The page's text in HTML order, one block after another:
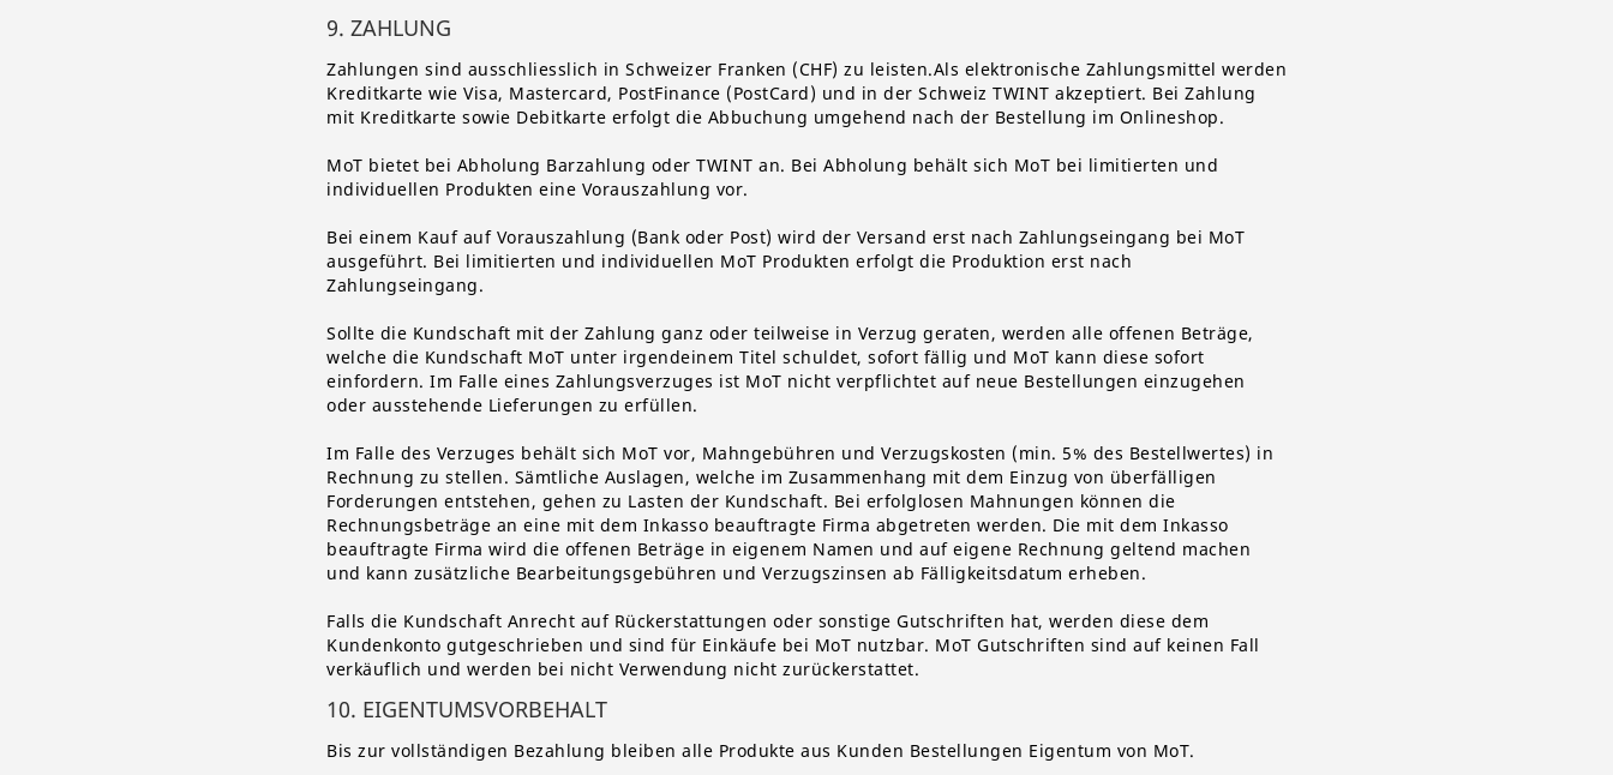
9. ZAHLUNG
Zahlungen sind ausschliesslich in Schweizer Franken (CHF) zu leisten.Als elektronische Zahlungsmittel werden
Kreditkarte wie Visa, Mastercard, PostFinance (PostCard) und in der Schweiz TWINT akzeptiert. Bei Zahlung
mit Kreditkarte sowie Debitkarte erfolgt die Abbuchung umgehend nach der Bestellung im Onlineshop.
MoT bietet bei Abholung Barzahlung oder TWINT an. Bei Abholung behält sich MoT bei limitierten und
individuellen Produkten eine Vorauszahlung vor.
Bei einem Kauf auf Vorauszahlung (Bank oder Post) wird der Versand erst nach Zahlungseingang bei MoT
ausgeführt. Bei limitierten und individuellen MoT Produkten erfolgt die Produktion erst nach
Zahlungseingang.
Sollte die Kundschaft mit der Zahlung ganz oder teilweise in Verzug geraten, werden alle offenen Beträge,
welche die Kundschaft MoT unter irgendeinem Titel schuldet, sofort fällig und MoT kann diese sofort
einfordern. Im Falle eines Zahlungsverzuges ist MoT nicht verpflichtet auf neue Bestellungen einzugehen
oder ausstehende Lieferungen zu erfüllen.
Im Falle des Verzuges behält sich MoT vor, Mahngebühren und Verzugskosten (min. 5% des Bestellwertes) in
Rechnung zu stellen. Sämtliche Auslagen, welche im Zusammenhang mit dem Einzug von überfälligen
Forderungen entstehen, gehen zu Lasten der Kundschaft. Bei erfolglosen Mahnungen können die
Rechnungsbeträge an eine mit dem Inkasso beauftragte Firma abgetreten werden. Die mit dem Inkasso
beauftragte Firma wird die offenen Beträge in eigenem Namen und auf eigene Rechnung geltend machen
und kann zusätzliche Bearbeitungsgebühren und Verzugszinsen ab Fälligkeitsdatum erheben.
Falls die Kundschaft Anrecht auf Rückerstattungen oder sonstige Gutschriften hat, werden diese dem
Kundenkonto gutgeschrieben und sind für Einkäufe bei MoT nutzbar. MoT Gutschriften sind auf keinen Fall
verkäuflich und werden bei nicht Verwendung nicht zurückerstattet.
10. EIGENTUMSVORBEHALT
Bis zur vollständigen Bezahlung bleiben alle Produkte aus Kunden Bestellungen Eigentum von MoT.